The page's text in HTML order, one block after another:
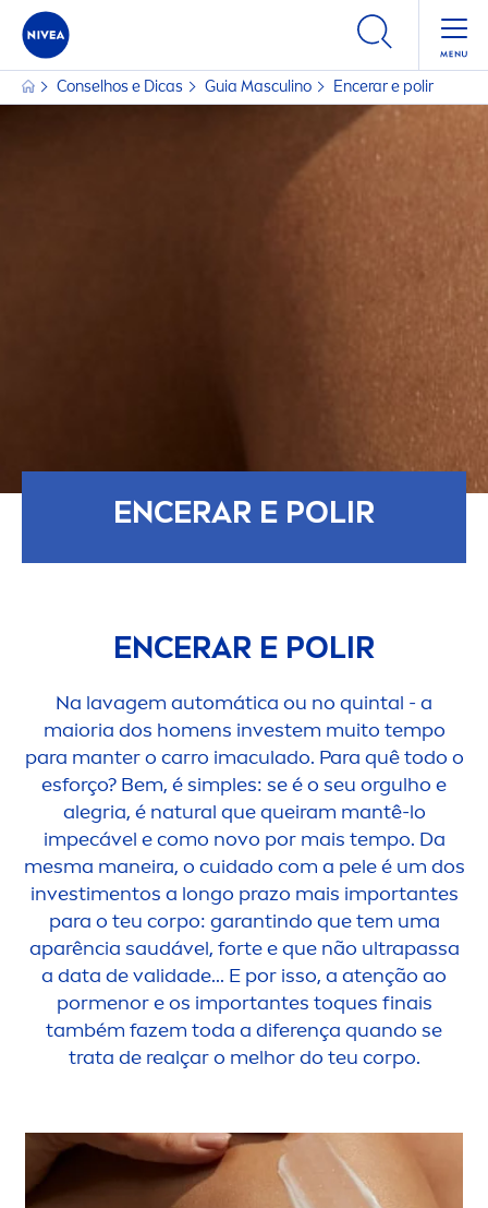
Conselhos e Dicas Guia Masculino Encerar e polir
ENCERAR E POLIR
ENCERAR E POLIR
Na lavagem automática ou no quintal - a
maioria dos homens investem muito tempo
para manter o carro imaculado. Para quê todo o
esforço? Bem, é simples: se é o seu orgulho e
alegria, é natural que queiram mantê-lo
impecável e como novo por mais tempo. Da
mesma maneira, o cuidado com a pele é um dos
investimentos a longo prazo mais importantes
para o teu corpo: garantindo que tem uma
aparência saudável, forte e que não ultrapassa
a data de validade... E por isso, a atenção ao
pormenor e os importantes toques finais
também fazem toda a diferença quando se
trata de realçar o melhor do teu corpo.